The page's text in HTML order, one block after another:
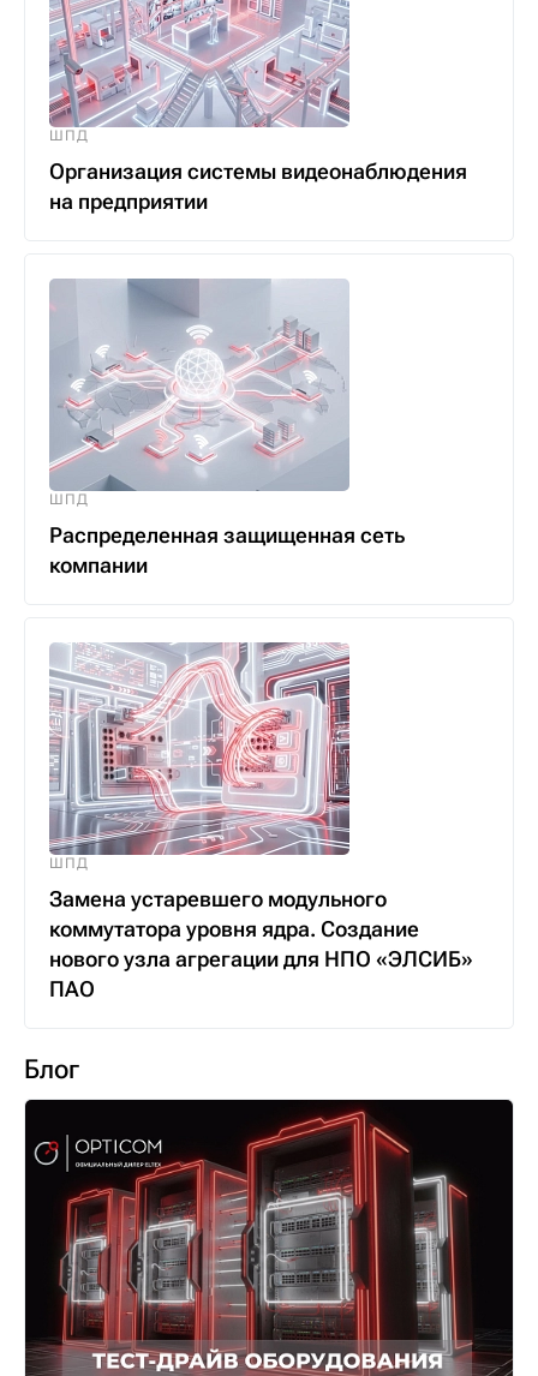
ШПД
Организация системы видеонаблюдения
на предприятии
ШПД
Распределенная защищенная сеть
компании
ШПД
Замена устаревшего модульного
коммутатора уровня ядра. Создание
нового узла агрегации для НПО «ЭЛСИБ»
ПАО
Блог